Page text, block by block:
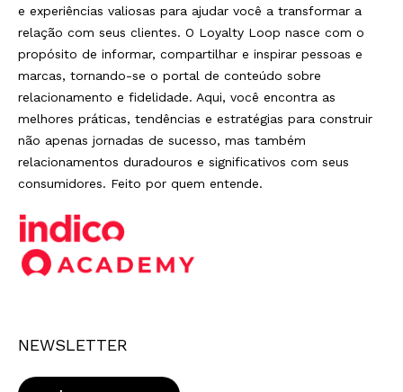
e experiências valiosas para ajudar você a transformar a
relação com seus clientes. O Loyalty Loop nasce com o
propósito de informar, compartilhar e inspirar pessoas e
marcas, tornando-se o portal de conteúdo sobre
relacionamento e fidelidade. Aqui, você encontra as
melhores práticas, tendências e estratégias para construir
não apenas jornadas de sucesso, mas também
relacionamentos duradouros e significativos com seus
consumidores. Feito por quem entende.
NEWSLETTER